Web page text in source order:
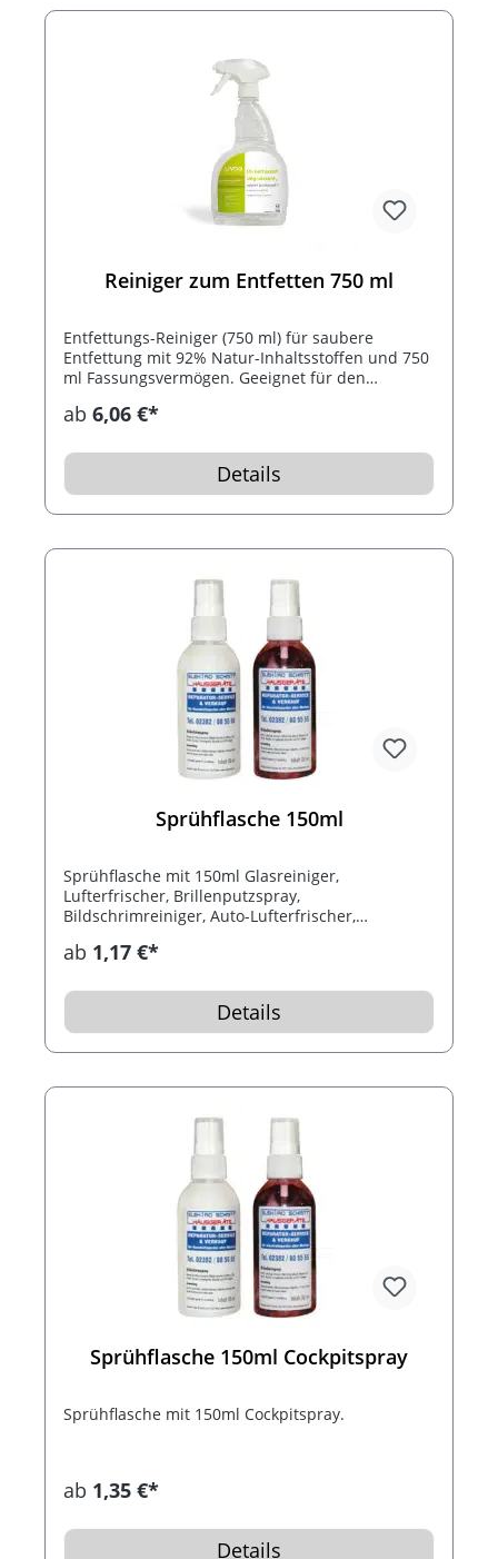
Reiniger zum Entfetten 750 ml
Entfettungs-Reiniger (750 ml) für saubere
Entfettung mit 92% Natur-Inhaltsstoffen und 750
ml Fassungsvermögen. Geeignet für den
Oberflächen. Hergestellt in Frankreich.
ab 6,06 €*
Details
Sprühflasche 150ml
Sprühflasche mit 150ml Glasreiniger,
Lufterfrischer, Brillenputzspray,
Bildschrimreiniger, Auto-Lufterfrischer,
ab 1,17 €*
Details
Sprühflasche 150ml Cockpitspray
Sprühflasche mit 150ml Cockpitspray.
ab 1,35 €*
Details